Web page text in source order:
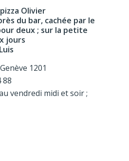
Olivier
du bar, cachée par le
deux ; sur la petite
jours
1201
88
vendredi midi et soir ;